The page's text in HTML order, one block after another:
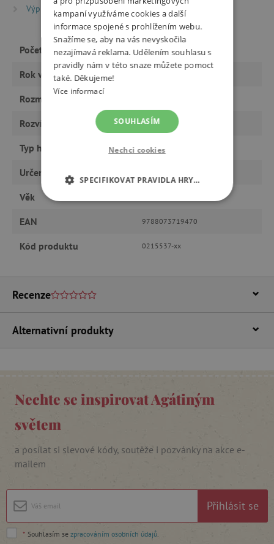
Výprodej %
Výprodej -20 %
Počet stran 198
Rok vydání
Rozměry
Rozvíjí vědomosti
Typ hračky knihy a CD
Určeno pro
Věk
EAN 9788073719470
Kód produktu 0215537-xx
Recenze
Alternativní produkty
Nechte se inspirovat Agátiným
světem
a posílat si slevové kódy, soutěže i pozvánky na akce e-
mailem
Přihlásit se
* Souhlasím se zpracováním osobních údajů
kampaní využíváme cookies a další
informace spojené s prohlížením webu.
Snažíme se, aby na vás nevyskočila
nezajímavá reklama. Udělením souhlasu s
pravidly nám v této snaze můžete pomoct
také. Děkujeme!
Více informací
SOUHLASÍM
Nechci cookies
SPECIFIKOVAT PRAVIDLA HRY…
NEZBYTNĚ NUTNÉ COOKIES
FUNKČNÍ SOUBORY
Nezbytně nutné cookies
Nezbytně nutné soubory cookie umožňují
přihlášení uživatele a správa účtu. Webové
cookie správně používat.
__cf_bm
.vimeo.com